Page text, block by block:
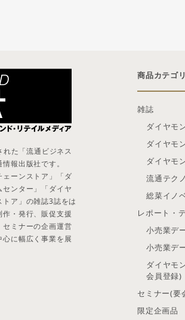
商品カテゴリ
雑誌
ダイヤモ
ダイヤモ
ダイヤモ
流通テク
総菜イノ
レポート・
小売業デ
小売業デ
ダイヤモ
会員登録)
セミナー(要
限定企画品
た「流通ビジネス
報出版社です。
ェーンストア」「ダ
ンター」「ダイヤ
ア」の雑誌3誌をは
作・発行、販促支援
セミナーの企画運営
に幅広く事業を展